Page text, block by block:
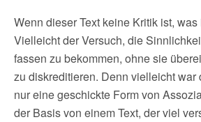
Wenn dieser Text keine Kritik ist, was
Vielleicht der Versuch, die
fassen zu bekommen, ohne sie
zu diskreditieren. Denn vielleicht war
nur eine geschickte Form von
der Basis von einem Text, der viel